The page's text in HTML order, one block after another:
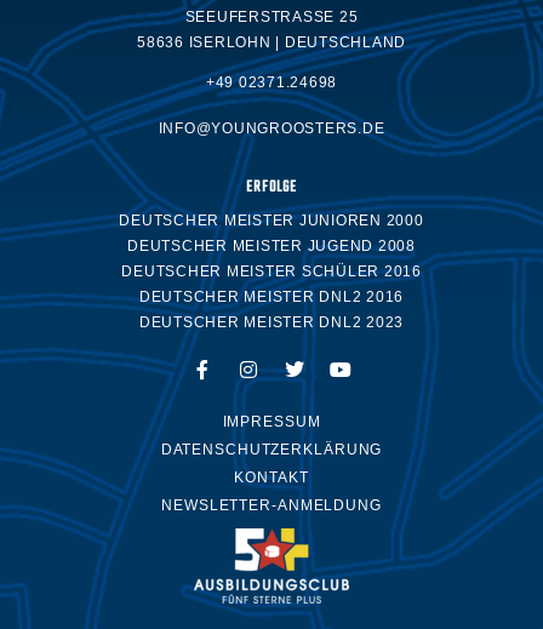
SEEUFERSTRASSE 25
58636 ISERLOHN | DEUTSCHLAND
+49 02371.24698
INFO@YOUNGROOSTERS.DE
ERFOLGE
DEUTSCHER MEISTER JUNIOREN 2000
DEUTSCHER MEISTER JUGEND 2008
DEUTSCHER MEISTER SCHÜLER 2016
DEUTSCHER MEISTER DNL2 2016
DEUTSCHER MEISTER DNL2 2023
IMPRESSUM
DATENSCHUTZERKLÄRUNG
KONTAKT
NEWSLETTER-ANMELDUNG